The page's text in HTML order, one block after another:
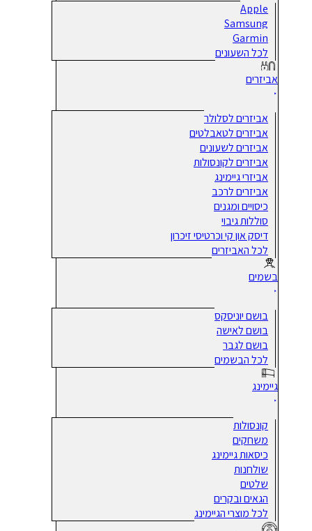
Apple
Samsung
Garmin
לכל השעונים
אביזרים
אביזרים לסלולר
אביזרים לטאבלטים
אביזרים לשעונים
אביזרים לקונסולות
אביזרי גיימינג
אביזרים לרכב
כיסויים ומגנים
סוללות גיבוי
דיסק און קי וכרטיסי זיכרון
לכל האביזרים
בשמים
בושם יוניסקס
בושם לאישה
בושם לגבר
לכל הבשמים
גיימינג
קונסולות
משחקים
כיסאות גיימינג
שולחנות
שלטים
הגאים ובקרים
לכל מוצרי הגיימינג